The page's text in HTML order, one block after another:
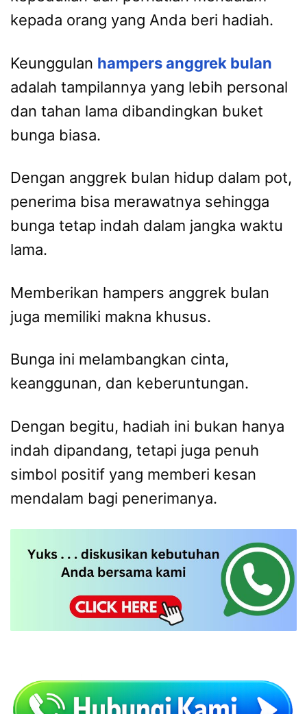
kepada orang yang Anda beri hadiah.
Keunggulan hampers anggrek bulan
adalah tampilannya yang lebih personal
dan tahan lama dibandingkan buket
bunga biasa.
Dengan anggrek bulan hidup dalam pot,
penerima bisa merawatnya sehingga
bunga tetap indah dalam jangka waktu
lama.
Memberikan hampers anggrek bulan
juga memiliki makna khusus.
Bunga ini melambangkan cinta,
keanggunan, dan keberuntungan.
Dengan begitu, hadiah ini bukan hanya
indah dipandang, tetapi juga penuh
simbol positif yang memberi kesan
mendalam bagi penerimanya.